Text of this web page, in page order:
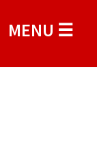
MENU ☰